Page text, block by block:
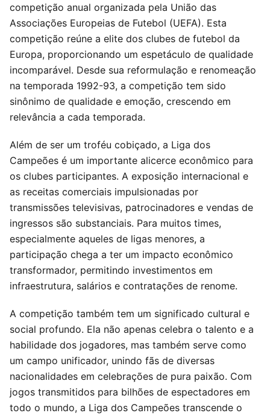
competição anual organizada pela União das
Associações Europeias de Futebol (UEFA). Esta
competição reúne a elite dos clubes de futebol da
Europa, proporcionando um espetáculo de qualidade
incomparável. Desde sua reformulação e renomeação
na temporada 1992-93, a competição tem sido
sinônimo de qualidade e emoção, crescendo em
relevância a cada temporada.
Além de ser um troféu cobiçado, a Liga dos
Campeões é um importante alicerce econômico para
os clubes participantes. A exposição internacional e
as receitas comerciais impulsionadas por
transmissões televisivas, patrocinadores e vendas de
ingressos são substanciais. Para muitos times,
especialmente aqueles de ligas menores, a
participação chega a ter um impacto econômico
transformador, permitindo investimentos em
infraestrutura, salários e contratações de renome.
A competição também tem um significado cultural e
social profundo. Ela não apenas celebra o talento e a
habilidade dos jogadores, mas também serve como
um campo unificador, unindo fãs de diversas
nacionalidades em celebrações de pura paixão. Com
jogos transmitidos para bilhões de espectadores em
todo o mundo, a Liga dos Campeões transcende o